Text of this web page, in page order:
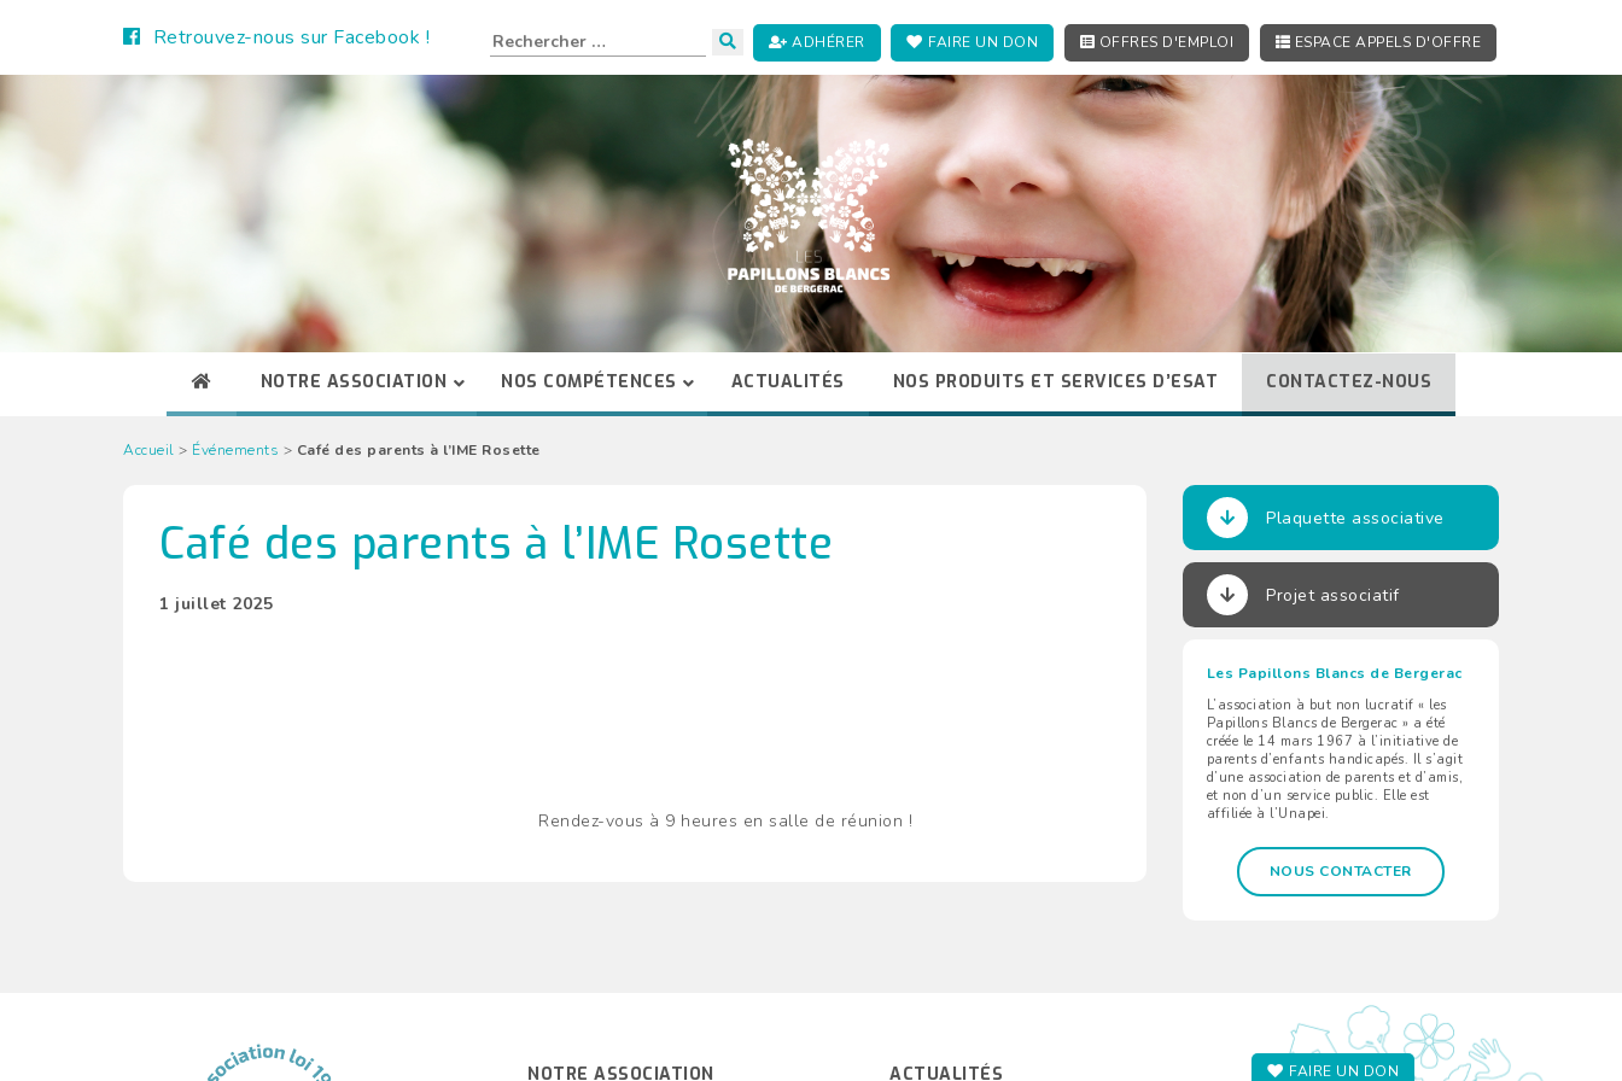
Retrouvez-nous sur Facebook ! ADHÉRER FAIRE UN DON OFFRES D'EMPLOI ESPACE APPELS D'OFFRE
NOTRE ASSOCIATION NOS COMPÉTENCES ACTUALITÉS NOS PRODUITS ET SERVICES D’ESAT CONTACTEZ-NOUS
Accueil > Événements > Café des parents à l’IME Rosette
Café des parents à l’IME Rosette
1 juillet 2025
Rendez-vous à 9 heures en salle de réunion !
Plaquette associative
Projet associatif
Les Papillons Blancs de Bergerac
L’association à but non lucratif « les
Papillons Blancs de Bergerac » a été
créée le 14 mars 1967 à l’initiative de
parents d’enfants handicapés. Il s’agit
d’une association de parents et d’amis,
et non d’un service public. Elle est
affiliée à l’Unapei.
NOUS CONTACTER
NOTRE ASSOCIATION ACTUALITÉS FAIRE UN DON